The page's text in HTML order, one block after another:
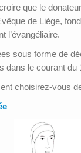
que le
de Liège,
l’évangéliaire.
sous forme de
dans le courant du
choisirez-vous